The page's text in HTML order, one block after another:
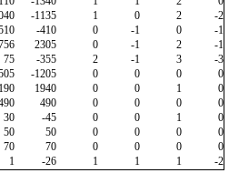
-1135 1 0 2
-2
-410 0 -1 0
-1
2305 0 -1 2
-1
75 -355 2 -1 3
-3
-1205 0 0 0
0
1940 0 0 1
0
490 0 0 0
0
30 -45 0 0 1
0
50 50 0 0 0
0
70 70 0 0 0
0
1 -26 1 1 1
-2